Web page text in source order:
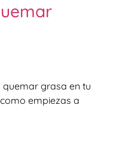
quemar grasa en tu
empiezas a